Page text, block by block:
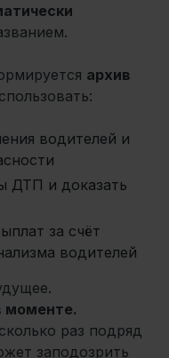
архив
водителей и
ДТП и доказать
за счёт
водителей
моменте.
раз подряд
заподозрить